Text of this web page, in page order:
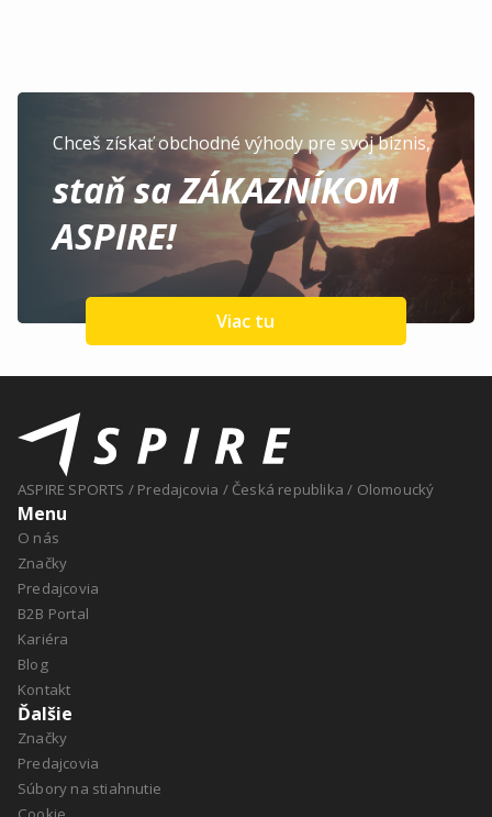
Chceš získať obchodné výhody pre svoj biznis,
staň sa ZÁKAZNÍKOM
ASPIRE!
Viac tu
ASPIRE SPORTS / Predajcovia / Česká republika / Olomoucký
Menu
O nás
Značky
Predajcovia
B2B Portal
Kariéra
Blog
Kontakt
Ďalšie
Značky
Predajcovia
Súbory na stiahnutie